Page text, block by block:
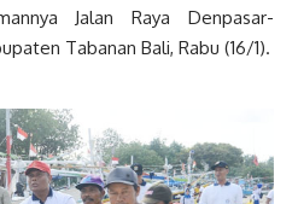
Jalan Raya Denpasar-
Tabanan Bali, Rabu (16/1).